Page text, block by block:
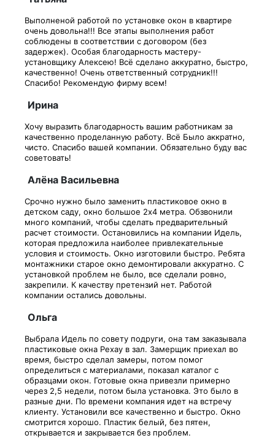
Выполненой работой по установке окон в квартире
очень довольна!!! Все этапы выполнения работ
соблюдены в соответствии с договором (без
задержек). Особая благодарность мастеру-
установщику Алексею! Всё сделано аккуратно, быстро,
качественно! Очень ответственный сотрудник!!!
Спасибо! Рекомендую фирму всем!
Ирина
Хочу выразить благодарность вашим работникам за
качественно проделанную работу. Всё Было аккратно,
чисто. Спасибо вашей компании. Обязательно буду вас
советовать!
Алёна Васильевна
Срочно нужно было заменить пластиковое окно в
детском саду, окно большое 2х4 метра. Обзвонили
много компаний, чтобы сделать предварительный
расчет стоимости. Остановились на компании Идель,
которая предложила наиболее привлекательные
условия и стоимость. Окно изготовили быстро. Ребята
монтажники старое окно демонтировали аккуратно. С
установкой проблем не было, все сделали ровно,
закрепили. К качеству претензий нет. Работой
компании остались довольны.
Ольга
Выбрала Идель по совету подруги, она там заказывала
пластиковые окна Рехау в зал. Замерщик приехал во
время, быстро сделал замеры, потом помог
определиться с материалами, показал каталог с
образцами окон. Готовые окна привезли примерно
через 2,5 недели, потом была установка. Это было в
разные дни. По времени компания идет на встречу
клиенту. Установили все качественно и быстро. Окно
смотрится хорошо. Пластик белый, без пятен,
открывается и закрывается без проблем.